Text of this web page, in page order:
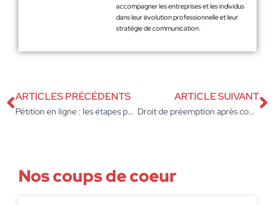
accompagner les entreprises et les individus
dans leur évolution professionnelle et leur
stratégie de communication.
ARTICLES PRÉCÉDENTS
Pétition en ligne : les étapes pour lancer la mobilisation de votre entreprise
ARTICLE SUIVANT
Droit de préemption après compromis : les étapes essentielles pour sécuriser la vente
Nos coups de coeur